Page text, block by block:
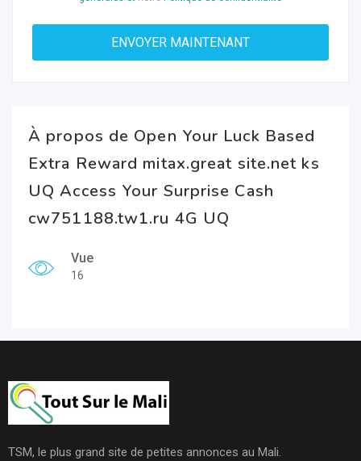
À propos de Open Your Luck Based
Extra Reward mitax.great site.net ks
UQ Access Your Surprise Cash
cw751188.tw1.ru 4G UQ
Vue
16
TSM, le plus grand site de petites annonces au Mali.